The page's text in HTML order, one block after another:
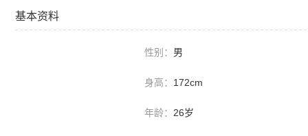
基本资料
性别： 男
身高： 172cm
年龄： 26岁